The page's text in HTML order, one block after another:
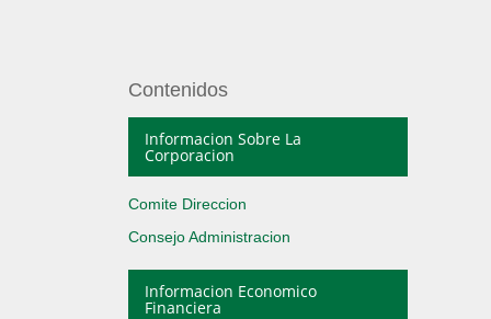
Contenidos
Informacion Sobre La
Corporacion
Comite Direccion
Consejo Administracion
Informacion Economico
Financiera